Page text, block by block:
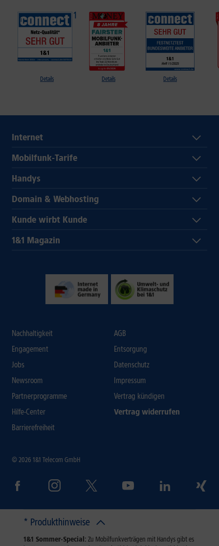
Details Details Details
Internet
Mobilfunk-Tarife
Handys
Domain & Webhosting
Kunde wirbt Kunde
1&1 Magazin
Nachhaltigkeit
Engagement
Jobs
Newsroom
Partnerprogramme
Hilfe-Center
Barrierefreiheit
AGB
Entsorgung
Datenschutz
Impressum
Vertrag kündigen
Vertrag widerrufen
© 2026 1&1 Telecom GmbH